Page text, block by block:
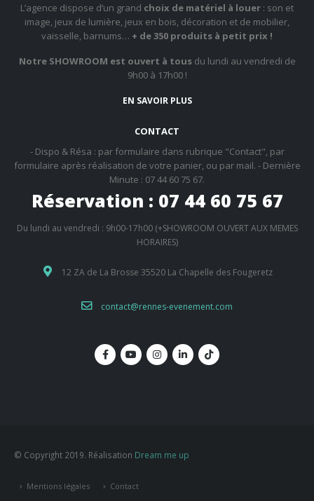
L’agence dispose d’un grand choix de matériel à louer : son et
image, jeux de lumière, jeux en bois, décoration et de mobilier,
vaisselle, barnums… + de 350 produits à petit prix !
Notre SHOWROOM est ouvert à tousdu lundi au vendredi de
9h00 à 17h00 !
EN SAVOIR PLUS
CONTACT
- Dispo & Résa : par formulaire dans rubrique "Contact", par
formulaire après réalisation de votre panier, ou par mail. - Dernière
Minute : 07 44 60 75 67.
Réservation : 07 44 60 75 67
Du lundi au vendredi : 9h00-17h00 (+SHOWROOM OUVERT AUX MEMES
HORAIRES)
12 ZA de La Brosse 35520 La Chapelle des Fougeretz
contact@rennes-evenement.com
© Copyright 2019. Réalisation Dream me up
Mentions légales Contact